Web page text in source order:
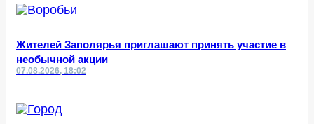
Жителей Заполярья приглашают принять участие в
необычной акции
07.08.2026, 18:02